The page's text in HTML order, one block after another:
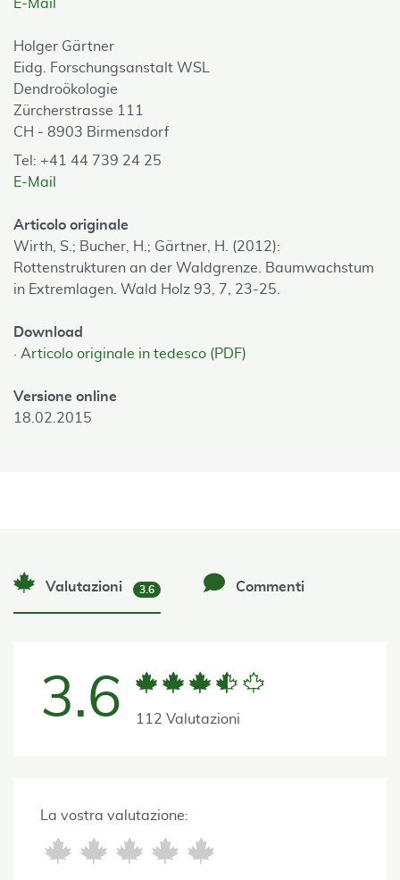
E-Mail
Holger Gärtner
Eidg. Forschungsanstalt WSL
Dendroökologie
Zürcherstrasse 111
CH - 8903 Birmensdorf
Tel: +41 44 739 24 25
E-Mail
Articolo originale
Wirth, S.; Bucher, H.; Gärtner, H. (2012):
Rottenstrukturen an der Waldgrenze. Baumwachstum
in Extremlagen. Wald Holz 93, 7, 23-25.
Download
Articolo originale in tedesco (PDF)
Versione online
18.02.2015
Valutazioni 3.6 Commenti
3.6 112 Valutazioni
La vostra valutazione: